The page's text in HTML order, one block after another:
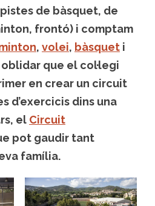
de bàsquet, de
frontó) i comptam
, volei, bàsquet i
oblidar que el col·legi
en crear un circuit
d’exercicis dins una
el Circuit
pot gaudir tant
família.